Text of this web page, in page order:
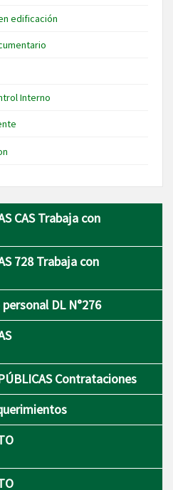
edificación
Interno
CAS Trabaja con
728 Trabaja con
DL N°276
Contrataciones